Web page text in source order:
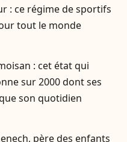
: ce régime de sportifs
tout le monde
: cet état qui
sur 2000 dont ses
son quotidien
père des enfants